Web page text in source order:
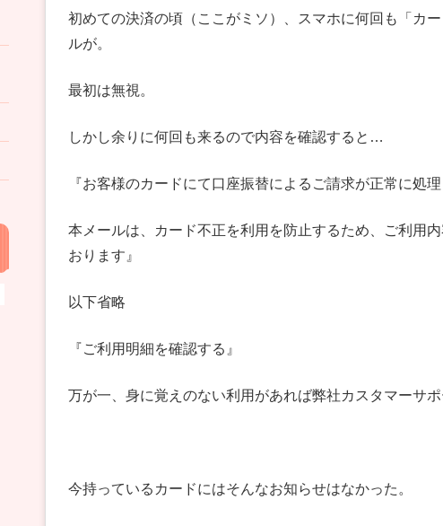
初めての決済の頃（ここがミソ）、スマホに何回も「カ
ルが。
最初は無視。
しかし余りに何回も来るので内容を確認すると…
『お客様のカードにて口座振替によるご請求が正常に処
本メールは、カード不正を利用を防止するため、ご利用
おります』
以下省略
『ご利用明細を確認する』
万が一、身に覚えのない利用があれば弊社カスタマーサ
今持っているカードにはそんなお知らせはなかった。